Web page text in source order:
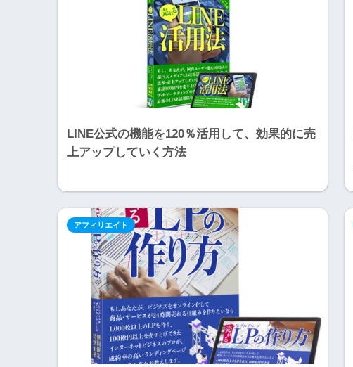
LINE公式の機能を120％活用して、効果的に売
上アップしていく方法
アフィリエイト